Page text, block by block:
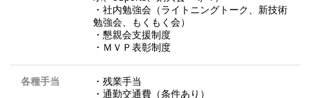
・社内勉強会（ライトニングトーク、新技術
勉強会、もくもく会）
・懇親会支援制度
・ＭＶＰ表彰制度
各種手当
・残業手当
・通勤交通費（条件あり）